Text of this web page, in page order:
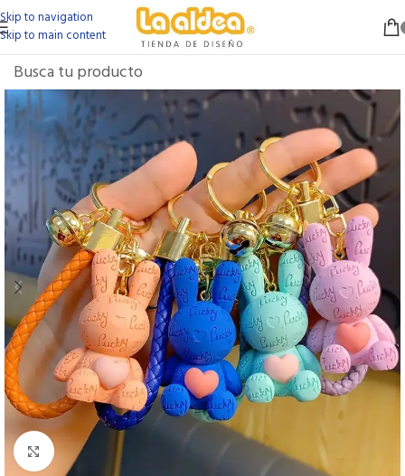
Skip to navigation
Skip to main content
Click to enlarge